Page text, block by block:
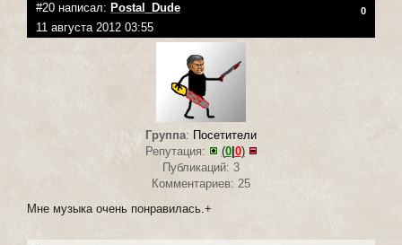
#20 написал: Postal_Dude 0
11 августа 2012 03:55
Группа: Посетители
Репутация:
(0|0)
Публикаций: 3
Комментариев: 25
Мне музыка очень понравилась.+